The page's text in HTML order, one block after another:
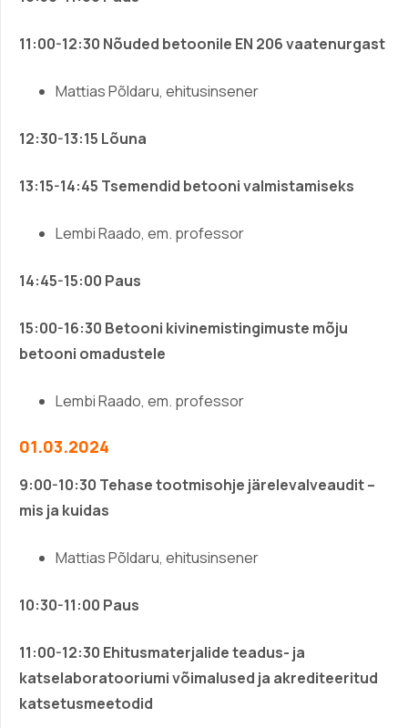
11:00-12:30 Nõuded betoonile EN 206 vaatenurgast
Mattias Põldaru, ehitusinsener
12:30-13:15 Lõuna
13:15-14:45 Tsemendid betooni valmistamiseks
Lembi Raado, em. professor
14:45-15:00 Paus
15:00-16:30 Betooni kivinemistingimuste mõju
betooni omadustele
Lembi Raado, em. professor
01.03.2024
9:00-10:30 Tehase tootmisohje järelevalveaudit –
mis ja kuidas
Mattias Põldaru, ehitusinsener
10:30-11:00 Paus
11:00-12:30 Ehitusmaterjalide teadus- ja
katselaboratooriumi võimalused ja akrediteeritud
katsetusmeetodid